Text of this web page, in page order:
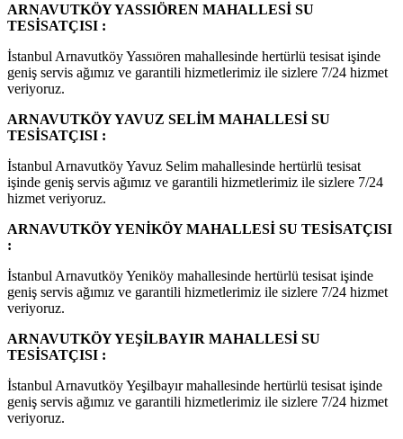
ARNAVUTKÖY YASSIÖREN MAHALLESİ SU
TESİSATÇISI :
İstanbul Arnavutköy Yassıören mahallesinde hertürlü tesisat işinde
geniş servis ağımız ve garantili hizmetlerimiz ile sizlere 7/24 hizmet
veriyoruz.
ARNAVUTKÖY YAVUZ SELİM MAHALLESİ SU
TESİSATÇISI :
İstanbul Arnavutköy Yavuz Selim mahallesinde hertürlü tesisat
işinde geniş servis ağımız ve garantili hizmetlerimiz ile sizlere 7/24
hizmet veriyoruz.
ARNAVUTKÖY YENİKÖY MAHALLESİ SU TESİSATÇISI
:
İstanbul Arnavutköy Yeniköy mahallesinde hertürlü tesisat işinde
geniş servis ağımız ve garantili hizmetlerimiz ile sizlere 7/24 hizmet
veriyoruz.
ARNAVUTKÖY YEŞİLBAYIR MAHALLESİ SU
TESİSATÇISI :
İstanbul Arnavutköy Yeşilbayır mahallesinde hertürlü tesisat işinde
geniş servis ağımız ve garantili hizmetlerimiz ile sizlere 7/24 hizmet
veriyoruz.